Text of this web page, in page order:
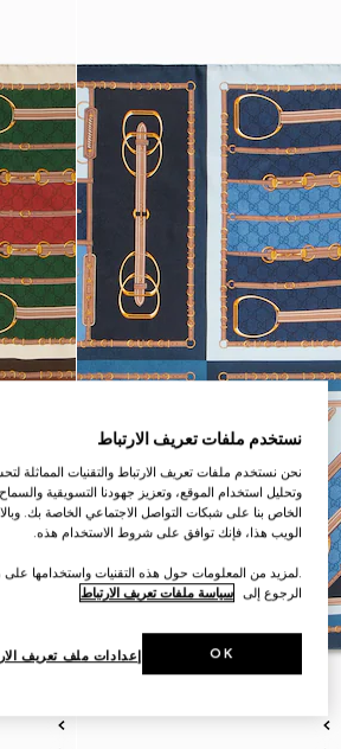
نستخدم ملفات تعريف الارتباط
نحن نستخدم ملفات تعريف الارتباط والتقنيات المماثلة
وتحليل استخدام الموقع، وتعزيز جهودنا التسويقية
الخاص بنا على شبكات التواصل الاجتماعي الخاصة بك.
الويب هذا، فإنك توافق على شروط الاستخدام هذه.
.لمزيد من المعلومات حول هذه التقنيات واستخدامها
الرجوع إلى سياسة ملفات تعريف الارتباط
إعدادات ملف تعريف OK